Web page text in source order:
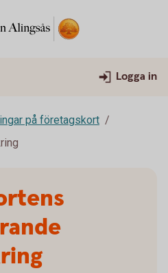
Logga in
på företagskort